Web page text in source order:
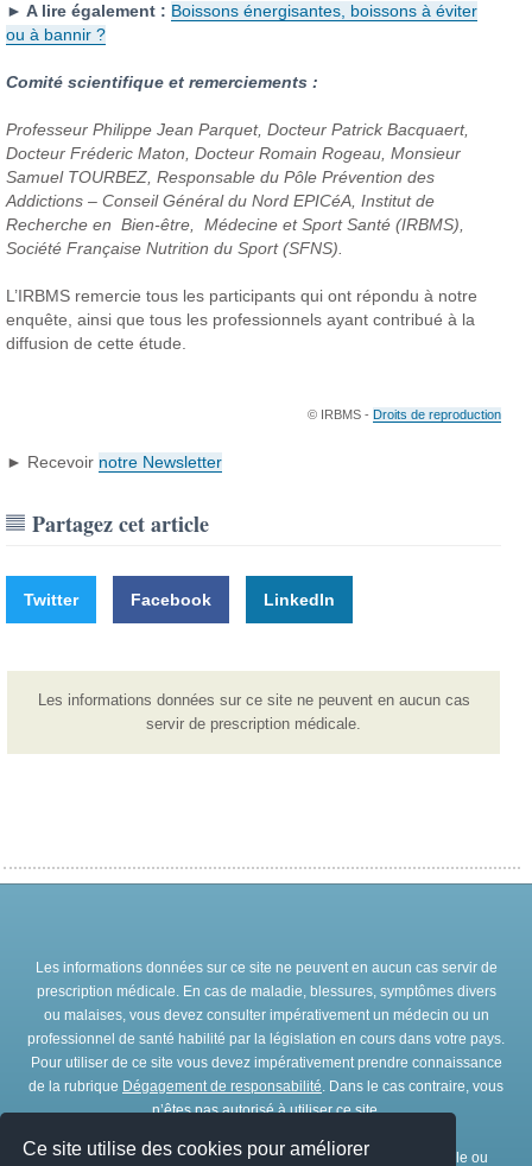
Ce site utilise des cookies pour améliorer
► A lire également : Boissons énergisantes, boissons à éviter
ou à bannir ?
Comité scientifique et remerciements :
Professeur Philippe Jean Parquet, Docteur Patrick Bacquaert,
Docteur Fréderic Maton, Docteur Romain Rogeau , Monsieur
Samuel TOURBEZ, Responsable du Pôle Prévention des
Addictions – Conseil Général du Nord EPICéA , Institut de
Recherche en Bien-être, Médecine et Sport Santé (IRBMS)
Société Française Nutrition du Sport (SFNS).
L’IRBMS remercie tous les participants qui ont répondu à notre
enquête, ainsi que tous les professionnels ayant contribué à la
diffusion de cette étude.
© IRBMS - Droits de reproduction
► Recevoir notre Newsletter
Partagez cet article
Twitter Facebook LinkedIn
Les informations données sur ce site ne peuvent en aucun cas
servir de prescription médicale.
Les informations données sur ce site ne peuvent en aucun cas servir de
prescription médicale. En cas de maladie, blessures, symptômes divers
ou malaises, vous devez consulter impérativement un médecin ou un
professionnel de santé habilité par la législation en cours dans votre pays.
Pour utiliser de ce site vous devez impérativement prendre connaissance
de la rubrique Dégagement de responsabilité. Dans le cas contraire, vous
n’êtes pas autorisé à utiliser ce site.
Toute représentation et/ou reproduction et/ou exploitation partielle ou